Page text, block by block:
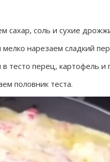
сахар, соль и сухие
нарезаем сладкий
тесто перец, картофель
половник теста.